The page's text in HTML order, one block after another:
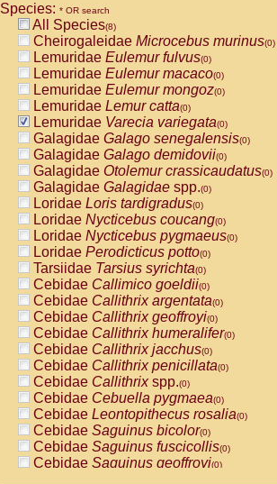
Species: * OR search
All Species(8)
Cheirogaleidae Microcebus murinus(0)
Lemuridae Eulemur fulvus(0)
Lemuridae Eulemur macaco(0)
Lemuridae Eulemur mongoz(0)
Lemuridae Lemur catta(0)
Lemuridae Varecia variegata(0)
Galagidae Galago senegalensis(0)
Galagidae Galago demidovii(0)
Galagidae Otolemur crassicaudatus(0)
Galagidae Galagidae spp.(0)
Loridae Loris tardigradus(0)
Loridae Nycticebus coucang(0)
Loridae Nycticebus pygmaeus(0)
Loridae Perodicticus potto(0)
Tarsiidae Tarsius syrichta(0)
Cebidae Callimico goeldii(0)
Cebidae Callithrix argentata(0)
Cebidae Callithrix geoffroyi(0)
Cebidae Callithrix humeralifer(0)
Cebidae Callithrix jacchus(0)
Cebidae Callithrix penicillata(0)
Cebidae Callithrixspp.(0)
Cebidae Cebuella pygmaea(0)
Cebidae Leontopithecus rosalia(0)
Cebidae Saguinus bicolor(0)
Cebidae Saguinus fuscicollis(0)
Cebidae Saguinus geoffroyi(0)